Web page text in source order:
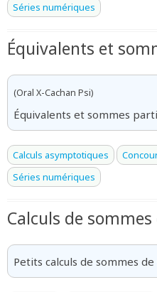
Séries numériques
Équivalents et
(Oral X-Cachan Psi)
Équivalents et sommes
Calculs asymptotiques
Séries numériques
Calculs de sommes
Petits calculs de sommes